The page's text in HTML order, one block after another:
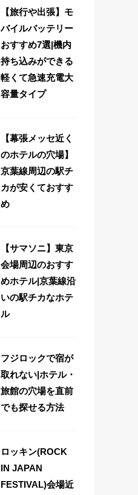
【旅行や出張】モ
バイルバッテリー
おすすめ7選|機内
持ち込みができる
軽くて急速充電大
容量タイプ
【幕張メッセ近く
のホテルの穴場】
京葉線周辺の駅チ
カが安くておすす
め
【サマソニ】東京
会場周辺のおすす
めホテル|京葉線沿
いの駅チカなホテ
ル
フジロックで宿が
取れない|ホテル・
旅館の穴場を直前
でも探せる方法
ロッキン(ROCK
IN JAPAN
FESTIVAL)会場近